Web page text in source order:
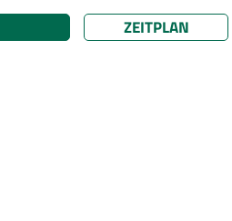
ZEITPLAN